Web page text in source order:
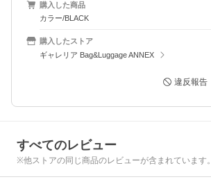
購入した商品
カラー/BLACK
購入したストア
ギャレリア Bag&Luggage ANNEX
違反報告
すべてのレビュー
※他ストアの同じ商品のレビューが含まれています。